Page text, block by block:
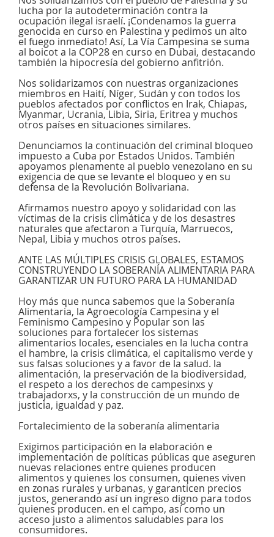
lucha por la autodeterminación contra la
ocupación ilegal israelí. ¡Condenamos la guerra
genocida en curso en Palestina y pedimos un alto
el fuego inmediato! Así, La Vía Campesina se suma
al boicot a la COP28 en curso en Dubai, destacando
también la hipocresía del gobierno anfitrión.
Nos solidarizamos con nuestras organizaciones
miembros en Haití, Níger, Sudán y con todos los
pueblos afectados por conflictos en Irak, Chiapas,
Myanmar, Ucrania, Libia, Siria, Eritrea y muchos
otros países en situaciones similares.
Denunciamos la continuación del criminal bloqueo
impuesto a Cuba por Estados Unidos. También
apoyamos plenamente al pueblo venezolano en su
exigencia de que se levante el bloqueo y en su
defensa de la Revolución Bolivariana.
Afirmamos nuestro apoyo y solidaridad con las
víctimas de la crisis climática y de los desastres
naturales que afectaron a Turquía, Marruecos,
Nepal, Libia y muchos otros países.
ANTE LAS MÚLTIPLES CRISIS GLOBALES, ESTAMOS
CONSTRUYENDO LA SOBERANÍA ALIMENTARIA PARA
GARANTIZAR UN FUTURO PARA LA HUMANIDAD
Hoy más que nunca sabemos que la Soberanía
Alimentaria, la Agroecología Campesina y el
Feminismo Campesino y Popular son las
soluciones para fortalecer los sistemas
alimentarios locales, esenciales en la lucha contra
el hambre, la crisis climática, el capitalismo verde y
sus falsas soluciones y a favor de la salud. la
alimentación, la preservación de la biodiversidad,
el respeto a los derechos de campesinxs y
trabajadorxs, y la construcción de un mundo de
justicia, igualdad y paz.
Fortalecimiento de la soberanía alimentaria
Exigimos participación en la elaboración e
implementación de políticas públicas que aseguren
nuevas relaciones entre quienes producen
alimentos y quienes los consumen, quienes viven
en zonas rurales y urbanas, y garanticen precios
justos, generando así un ingreso digno para todos
quienes producen. en el campo, así como un
acceso justo a alimentos saludables para los
consumidores.